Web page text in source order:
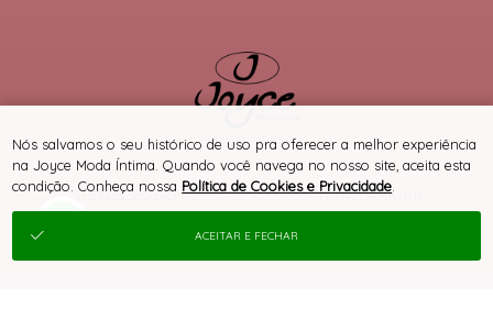
SITE 100% SEGURO PLATAFORMA B2B
® TODOS DIREITOS RESERVADOS
Nós salvamos o seu histórico de uso pra oferecer a melhor experiência
na Joyce Moda Íntima. Quando você navega no nosso site, aceita esta
condição. Conheça nossa Política de Cookies e Privacidade
ACEITAR E FECHAR